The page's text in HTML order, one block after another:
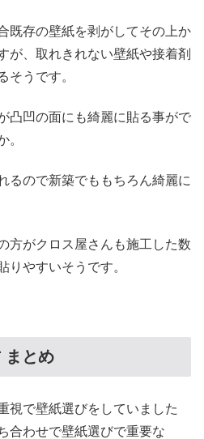
既存の壁紙を剥がしてその上か
が、取れきれない壁紙や接着剤
そうです。
凸凹の面にも綺麗に貼る事がで
。
るので新築でももちろん綺麗に
方がクロス屋さんも施工した数
りやすいそうです。
まとめ
視で壁紙選びをしていました
合わせで壁紙選びで重要な